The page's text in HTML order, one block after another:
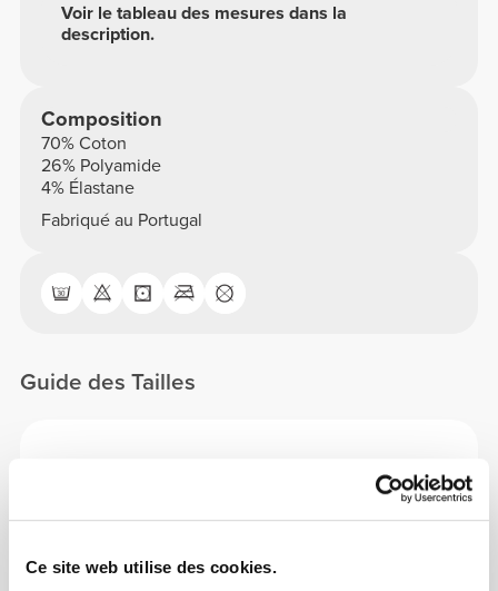
Ce site web utilise des cookies.
Voir le tableau des mesures dans la
description.
Composition
70% Coton
26% Polyamide
4% Élastane
Fabriqué au Portugal
Guide des Tailles
Près du corps